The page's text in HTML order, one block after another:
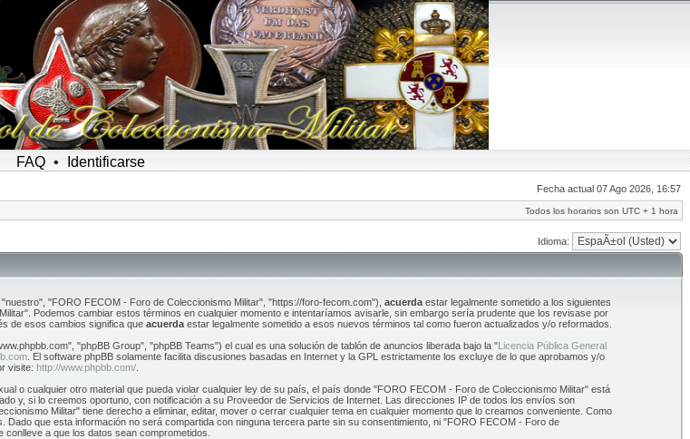
FAQ • Identificarse
Fecha actual 07 Ago 2026, 16:57
Todos los horarios son UTC + 1 hora
Idioma:
"FORO FECOM - Foro de Coleccionismo Militar", "https://foro-fecom.com"), acuerda estar legalmente sometido a los siguientes
Podemos cambiar estos términos en cualquier momento e intentaríamos avisarle, sin embargo sería prudente que los revisase por
de esos cambios significa que acuerda estar legalmente sometido a esos nuevos términos tal como fueron actualizados y/o reformados.
"phpBB Group", "phpBB Teams") el cual es una solución de tablón de anuncios liberada bajo la "Licencia Pública General
. El software phpBB solamente facilita discusiones basadas en Internet y la GPL estrictamente los excluye de lo que aprobamos y/o
visite: http://www.phpbb.com/
o cualquier otro material que pueda violar cualquier ley de su país, el país donde "FORO FECOM - Foro de Coleccionismo Militar" está
y, si lo creemos oportuno, con notificación a su Proveedor de Servicios de Internet. Las direcciones IP de todos los envíos son
Militar" tiene derecho a eliminar, editar, mover o cerrar cualquier tema en cualquier momento que lo creamos conveniente. Como
que esta información no será compartida con ninguna tercera parte sin su consentimiento, ni "FORO FECOM - Foro de
a que los datos sean comprometidos.